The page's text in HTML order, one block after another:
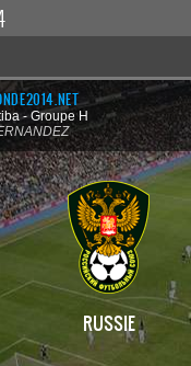
- Groupe H
RUSSIE